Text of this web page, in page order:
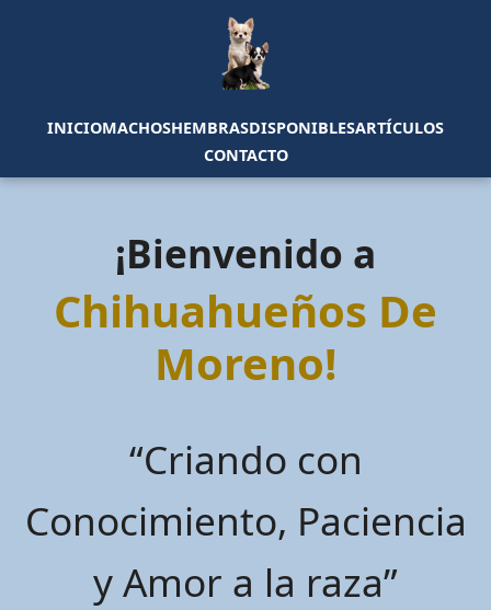
INICIOMACHOSHEMBRASDISPONIBLESARTÍCULOS
CONTACTO
¡Bienvenido a
Chihuahueños De
Moreno!
“Criando con
Conocimiento, Paciencia
y Amor a la raza”